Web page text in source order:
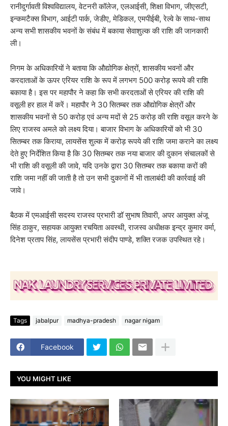
रानीदुर्गावती विश्वविद्यालय, वेटनरी कॉलेज, एलआईसी, शिक्षा विभाग, जीएसटी,
इन्कमटैक्स विभाग, आईटी पार्क, जेडीए, मेडिकल, एमपीईबी, रेल्वे के साथ-साथ
अन्य सभी शासकीय भवनों के संबंध में बकाया सेवाशुल्क की राशि की जानकारी
ली।
निगम के अधिकारियों ने बताया कि औद्योगिक क्षेत्रों, शासकीय भवनों और
करदाताओं के ऊपर एरियर राशि के रूप में लगभग 500 करोड़ रूपये की राशि
बकाया है। इस पर महापौर ने कहा कि सभी करदताओं से एरियर की राशि की
वसूली हर हाल में करें। महापौर ने 30 सितम्बर तक औद्योगिक क्षेत्रों और
शासकीय भवनों से 50 करोड़ एवं अन्य मदों से 25 करोड़ की राशि वसूल करने के
लिए राजस्व अमले को लक्ष्य दिया। बाजार विभाग के अधिकारियों को भी 30
सितम्बर तक किराया, लायसेंस शुल्क में करोड़ रूपये की राशि जमा कराने का लक्ष्य
देते हुए निर्देशित किया है कि 30 सितम्बर तक नया बाजार की दुकान संचालकों से
भी राशि की वसूली की जावे, यदि उनके द्वारा 30 सितम्बर तक बकाया करों की
राशि जमा नहीं की जाती है तो उन सभी दुकानों में भी तालाबंदी की कार्रवाई की
जावे।
बैठक में एमआईसी सदस्य राजस्व प्रभारी डॉ सुभाष तिवारी, अपर आयुक्त अंजू
सिंह ठाकुर, सहायक आयुक्त रचयिता अवस्थी, राजस्व अधीक्षक इन्द्र कुमार वर्मा,
दिनेश प्रताप सिंह, लायसेंस प्रभारी संदीप पाण्डे, शक्ति रजक उपस्थित रहे।
Tags jabalpur madhya-pradesh nagar nigam
Facebook
YOU MIGHT LIKE